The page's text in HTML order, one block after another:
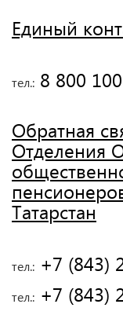
Единый
тел.: 8 800
Обратная
Отделения
Татарстан
тел.: +7 (843)
тел.: +7 (843)